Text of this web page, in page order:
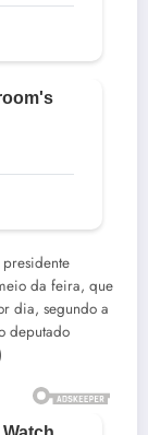
da feira, que
dia, segundo a
deputado